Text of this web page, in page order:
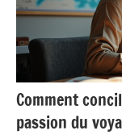
Comment
passion du